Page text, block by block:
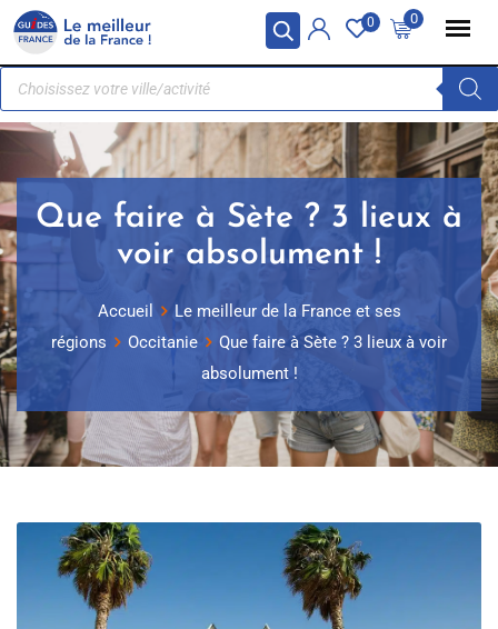
Panneau de gestion des cookies 0
0
Que faire à Sète ? 3 lieux à
voir absolument !
Accueil
Le meilleur de la France et ses
régions
Occitanie
Que faire à Sète ? 3 lieux à voir
absolument !